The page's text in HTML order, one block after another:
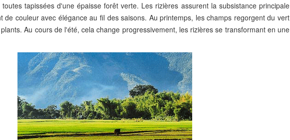
tapissées d'une épaisse forêt verte. Les rizières assurent la subsistance principale
de couleur avec élégance au fil des saisons. Au printemps, les champs regorgent du vert
Au cours de l'été, cela change progressivement, les rizières se transformant en une